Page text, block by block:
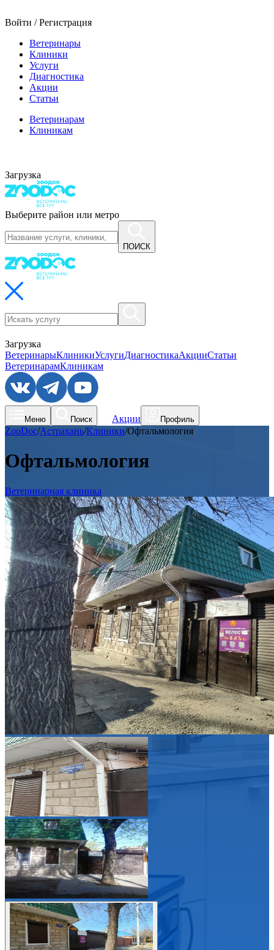
Войти / Регистрация
Ветеринары
Клиники
Услуги
Диагностика
Акции
Статьи
Ветеринарам
Клиникам
Загрузка
Выберите район или метро
ПОИСК
Загрузка
ВетеринарыКлиникиУслугиДиагностикаАкцииСтатьи
ВетеринарамКлиникам
Меню Поиск Акции Профиль
ZooDoc/Астрахань/Клиники/Офтальмология
Офтальмология
Ветеринарная клиника